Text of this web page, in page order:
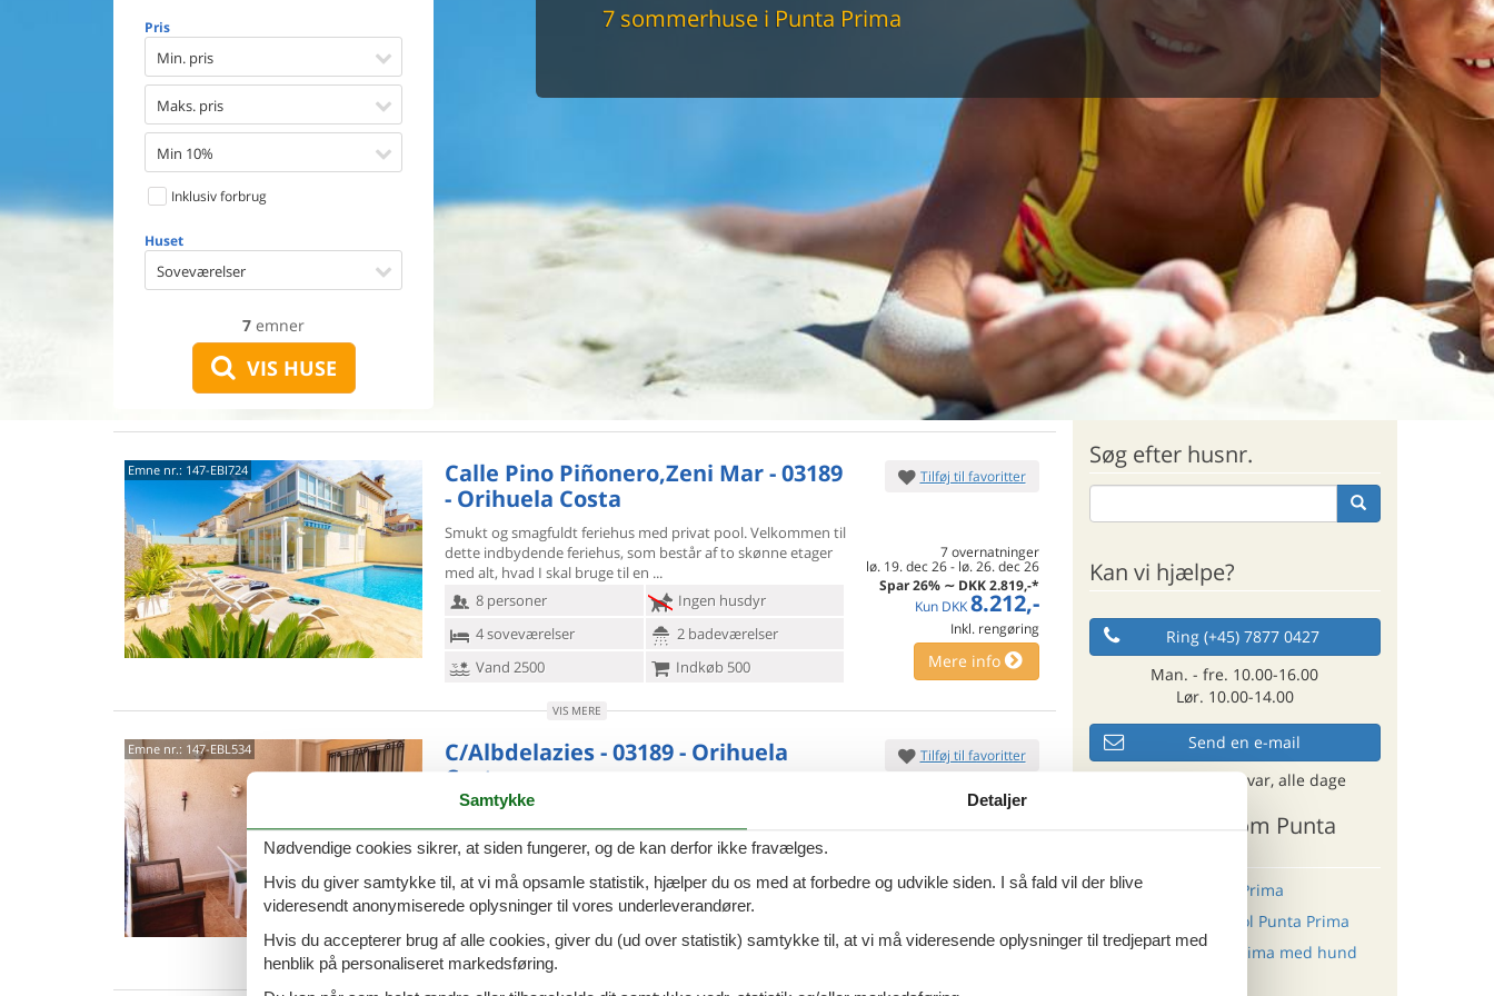
Pris
Min. pris
Maks. pris
Min 10%
Inklusiv forbrug
Huset
Soveværelser
7 emner
VIS HUSE
Aircondition
Ladestander til elbil
7 sommerhuse i Punta Prima
Emne nr.: 147-EBI724
Calle Pino Piñonero,Zeni Mar - 03189
- Orihuela Costa
Smukt og smagfuldt feriehus med privat pool. Velkommen til
dette indbydendeferiehus, som består af to skønne etager
med alt, hvad I skal bruge til en
8 personer
Ingen husdyr
4 soveværelser
2 badeværelser
Vand 2500
Indkøb 500
Tilføj til favoritter
7 overnatninger
lø. 19. dec 26- lø. 26. dec 26
Spar 26% ∼ DKK 2.819,-*
Kun DKK 8.212,-
Inkl. rengøring
Mere info
VIS MERE
Emne nr.: 147-EBL534
C/Albdelazies - 03189 - Orihuela
Costa
Glæd jer til denne funktionelle ferielejlighed tæt på stranden.
Dennepraktiske ferielejlighed i et populært boligkompleks
tilbyder jer alt hvad I behøver
4 personer
Ingen husdyr
2 soveværelser
1 badeværelse
Vand 2000
Indkøb 500
Tilføj til favoritter
KunDKK3.925,-
Mere info
VIS MERE
Søg efter husnr.
Kan vi hjælpe?
Ring (+45) 7877 0427
Man. - fre. 10.00-16.00
Lør. 10.00-14.00
Send en e-mail
og få et hurtigt svar, alle dage
Andre artikler om Punta
Sommerhus i Punta Prima
Sommerhus med pool Punta Prima
Sommerhus Punta Prima med hund
Samtykke Detaljer
Nødvendige cookies sikrer, at siden fungerer, og de kan derfor ikke fravælges.
Hvis du giver samtykke til, at vi må opsamle statistik, hjælper du os med at forbedre og udvikle siden. I så fald vil der blive
videresendt anonymiserede oplysninger til vores underleverandører.
Hvis du accepterer brug af alle cookies, giver du (ud over statistik) samtykke til, at vi må videresende oplysninger til tredjepart med
henblik på personaliseret markedsføring.